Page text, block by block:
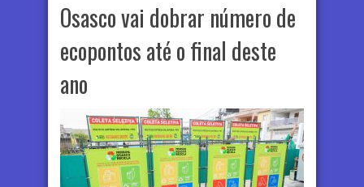
Osasco vai dobrar número de
ecopontos até o final deste
ano